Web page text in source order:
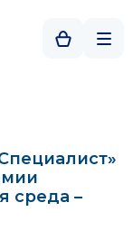
среда –